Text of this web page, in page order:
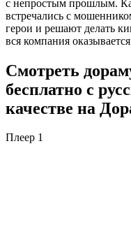
с непростым прошлым.
встречались с
герои и решают делать
вся компания
Смотреть
бесплатно с
качестве на
Плеер 1